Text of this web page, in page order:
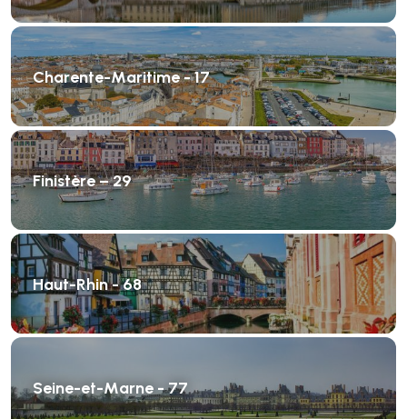
Charente-Maritime - 17
Finistère – 29
Haut-Rhin - 68
Seine-et-Marne - 77